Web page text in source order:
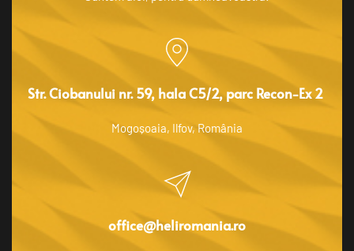
Str. Ciobanului nr. 59, hala C5/2, parc Recon-Ex 2
Mogoșoaia, Ilfov, România
office@heliromania.ro